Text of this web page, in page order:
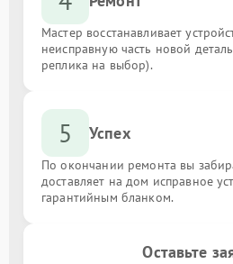
Мастер восстанавливает
неисправную часть новой
реплика на выбор).
5 Успех
По окончании ремонта вы
доставляет на дом исправное
гарантийным бланком.
Оставьте